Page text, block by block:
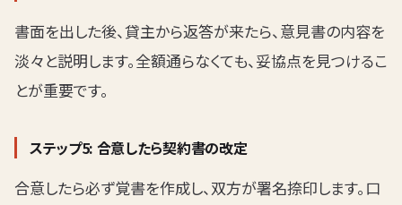
書面を出した後、貸主から返答が来たら、意見書の内容を
淡々と説明します。全額通らなくても、妥協点を見つけるこ
とが重要です。
ステップ5: 合意したら契約書の改定
合意したら必ず覚書を作成し、双方が署名捺印します。口